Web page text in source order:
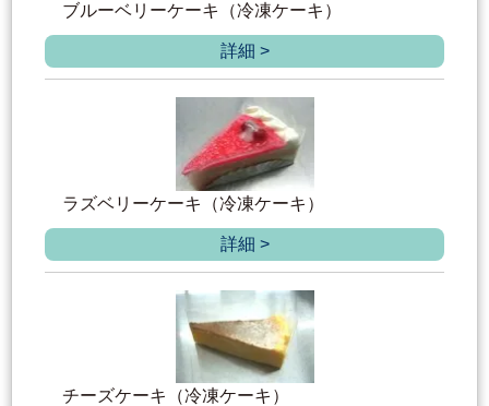
ブルーベリーケーキ（冷凍ケーキ）
詳細 >
ラズベリーケーキ（冷凍ケーキ）
詳細 >
チーズケーキ（冷凍ケーキ）